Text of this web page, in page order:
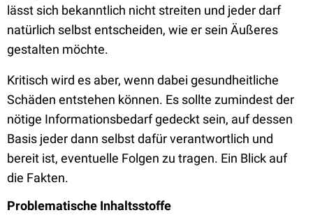
lässt sich bekanntlich nicht streiten und jeder darf
natürlich selbst entscheiden, wie er sein Äußeres
gestalten möchte.
Kritisch wird es aber, wenn dabei gesundheitliche
Schäden entstehen können. Es sollte zumindest der
nötige Informationsbedarf gedeckt sein, auf dessen
Basis jeder dann selbst dafür verantwortlich und
bereit ist, eventuelle Folgen zu tragen. Ein Blick auf
die Fakten.
Problematische Inhaltsstoffe